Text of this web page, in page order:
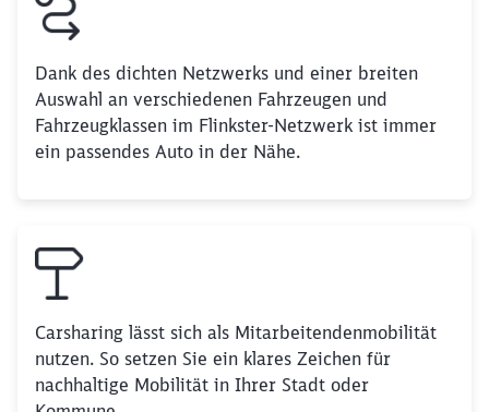
Dank des dichten Netzwerks und einer breiten
Auswahl an verschiedenen Fahrzeugen und
Fahrzeugklassen im Flinkster-Netzwerk ist immer
ein passendes Auto in der Nähe.
Carsharing lässt sich als Mitarbeitendenmobilität
nutzen. So setzen Sie ein klares Zeichen für
nachhaltige Mobilität in Ihrer Stadt oder